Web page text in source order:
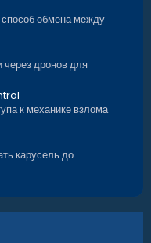
обмена между
через дронов для
к механике взлома
карусель до